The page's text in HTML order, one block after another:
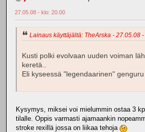
27.05.08 - klo: 20.00
Lainaus käyttäjältä: TheArska - 27.05.08
Kusti polki evolvaan uuden voiman
keretä..
Eli kyseessä "legendaarinen"
Kysymys, miksei voi mielummin ostaa 3
tilalle. Oppis varmasti ajamaankin
stroke rexillä jossa on liikaa tehoja